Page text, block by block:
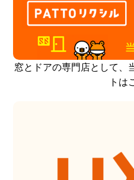
窓とドアの専門店として、
トは